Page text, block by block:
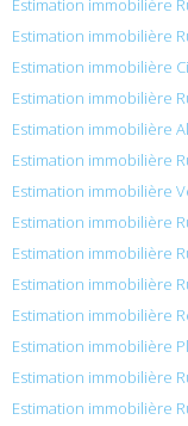
Estimation immobilière
Estimation immobilière
Estimation immobilière
Estimation immobilière
Estimation immobilière
Estimation immobilière
Estimation immobilière
Estimation immobilière
Estimation immobilière
Estimation immobilière
Estimation immobilière
Estimation immobilière
Estimation immobilière
Estimation immobilière